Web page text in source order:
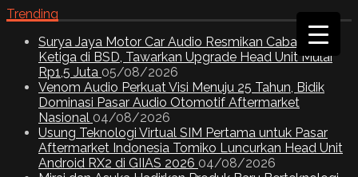
Trending
Surya Jaya Motor Car Audio Resmikan Cabang
Ketiga di BSD, Tawarkan Upgrade Head Unit Mulai
Rp1,5 Juta 05/08/2026
Venom Audio Perkuat Visi Menuju 25 Tahun, Bidik
Dominasi Pasar Audio Otomotif Aftermarket
Nasional 04/08/2026
Usung Teknologi Virtual SIM Pertama untuk Pasar
Aftermarket Indonesia Tomiko Luncurkan Head Unit
Android RX2 di GIIAS 2026 04/08/2026